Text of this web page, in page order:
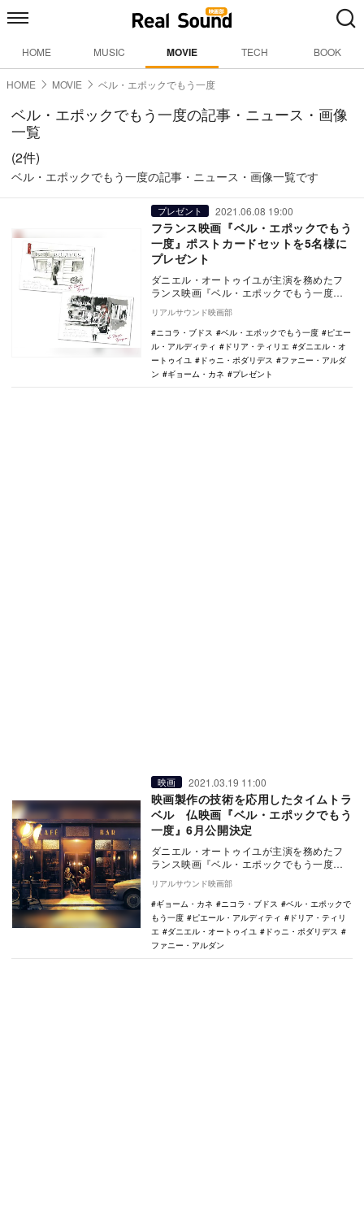
HOME MUSIC MOVIE TECH BOOK
HOME MOVIE ベル・エポックでもう一度
ベル・エポックでもう一度の記事・ニュース・画像
一覧
(2件)
ベル・エポックでもう一度の記事・ニュース・画像一覧です
プレゼント 2021.06.08 19:00
フランス映画『ベル・エポックでもう
一度』ポストカードセットを5名様に
プレゼント
ダニエル・オートゥイユが主演を務めたフ
ランス映画『ベル・エポックでもう一度』
が、6月12日よりシネスイッチ銀座ほかにて
公開される…
リアルサウンド映画部
ニコラ・ブドス
ベル・エポックでもう一度
ピエー
ル・アルディティ
ドリア・ティリエ
ダニエル・オ
ートゥイユ
ドゥニ・ポダリデス
ファニー・アルダ
ン
ギョーム・カネ プレゼント
映画 2021.03.19 11:00
映画製作の技術を応用したタイムトラ
ベル 仏映画『ベル・エポックでもう
一度』6月公開決定
ダニエル・オートゥイユが主演を務めたフ
ランス映画『ベル・エポックでもう一度』
が、6月よりシネスイッチ銀座ほかにて公開
されることが…
リアルサウンド映画部
ギョーム・カネ
ニコラ・ブドス
ベル・エポックで
もう一度
ピエール・アルディティ
ドリア・ティリ
エ
ダニエル・オートゥイユ
ドゥニ・ポダリデス
ファニー・アルダン